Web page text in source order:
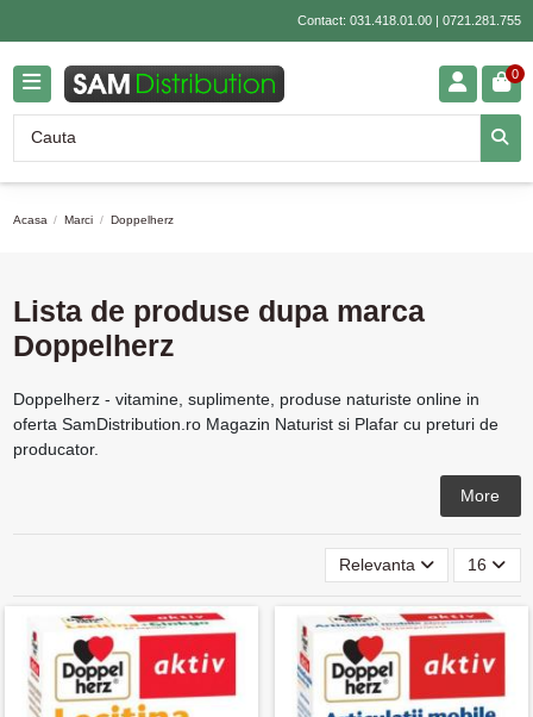
Contact: 031.418.01.00| 0721.281.755
0
Acasa Marci Doppelherz
Lista de produse dupa marca
Doppelherz
Doppelherz - vitamine, suplimente, produse naturiste online in
oferta SamDistribution.ro Magazin Naturist si Plafar cu preturi de
producator.
More
Relevanta 16